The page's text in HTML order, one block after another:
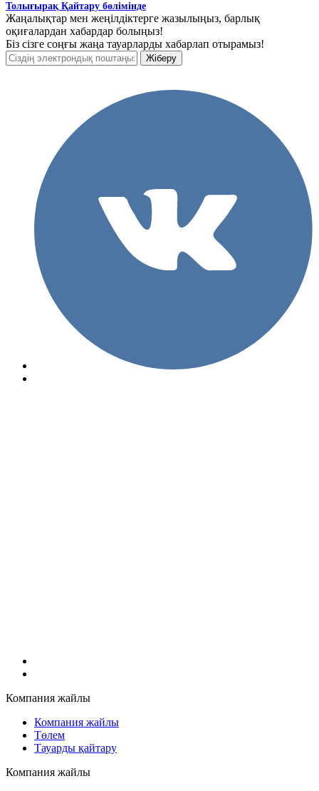
Толығырақ Қайтару бөлімінде
Жаңалықтар мен жеңілдіктерге жазылыңыз, барлық
оқиғалардан хабардар болыңыз!
Біз сізге соңғы жаңа тауарларды хабарлап отырамыз!
Компания жайлы
Компания жайлы
Төлем
Тауарды қайтару
Компания жайлы